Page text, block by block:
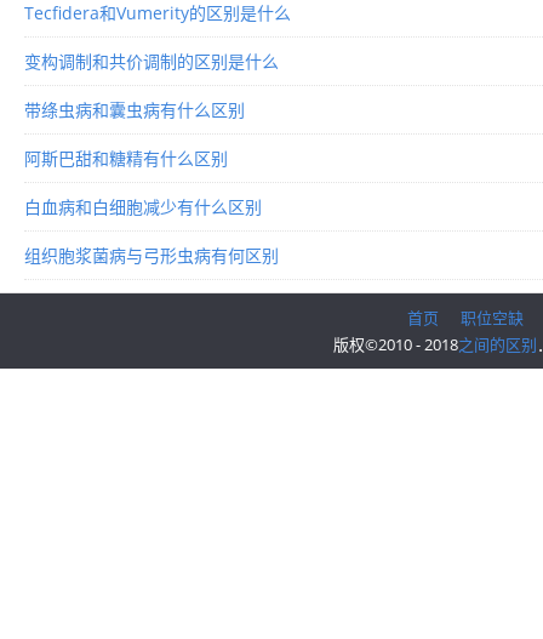
Tecfidera和Vumerity的区别是什么
变构调制和共价调制的区别是什么
带绦虫病和囊虫病有什么区别
阿斯巴甜和糖精有什么区别
白血病和白细胞减少有什么区别
组织胞浆菌病与弓形虫病有何区别
首页
职位空缺
版权©2010 - 2018之间的区别